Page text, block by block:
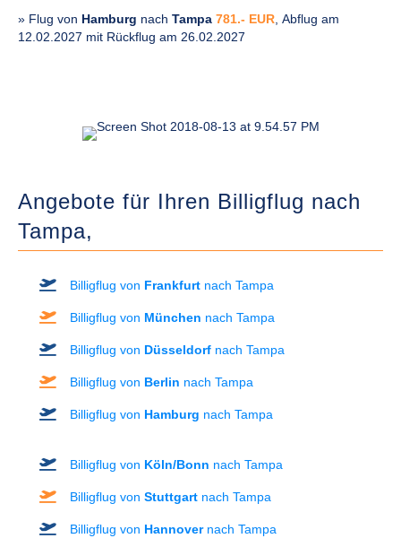
» Flug von Hamburg nach Tampa 781.- EUR , Abflug am
12.02.2027 mit Rückflug am 26.02.2027
Angebote für Ihren Billigflug nach
Tampa,
Billigflug von Frankfurt nach Tampa
Billigflug von München nach Tampa
Billigflug von Düsseldorf nach Tampa
Billigflug von Berlin nach Tampa
Billigflug von Hamburg nach Tampa
Billigflug von Köln/Bonn nach Tampa
Billigflug von Stuttgart nach Tampa
Billigflug von Hannovernach Tampa